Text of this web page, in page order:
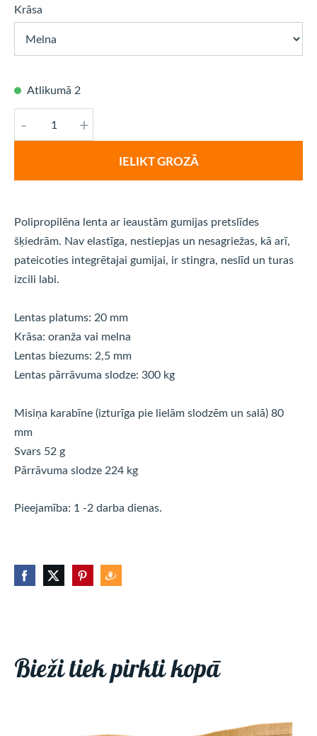
Krāsa
Atlikumā 2
- +
IELIKT GROZĀ
Polipropilēna lenta ar ieaustām gumijas pretslīdes
šķiedrām. Nav elastīga, nestiepjas un nesagriežas, kā arī,
pateicoties integrētajai gumijai, ir stingra, neslīd un turas
izcili labi.
Lentas platums: 20 mm
Krāsa: oranža vai melna
Lentas biezums: 2,5 mm
Lentas pārrāvuma slodze: 300 kg
Misiņa karabīne (izturīga pie lielām slodzēm un salā) 80
mm
Svars 52 g
Pārrāvuma slodze 224 kg
Pieejamība: 1 -2 darba dienas.
Bieži tiek pirkti kopā